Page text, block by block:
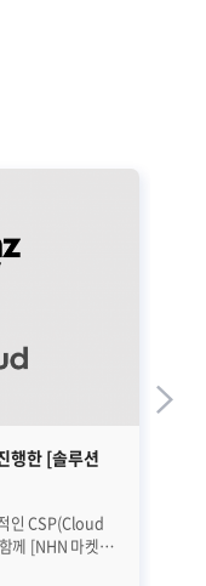
행한 [솔루션
인 CSP(Cloud
께 [NHN 마켓